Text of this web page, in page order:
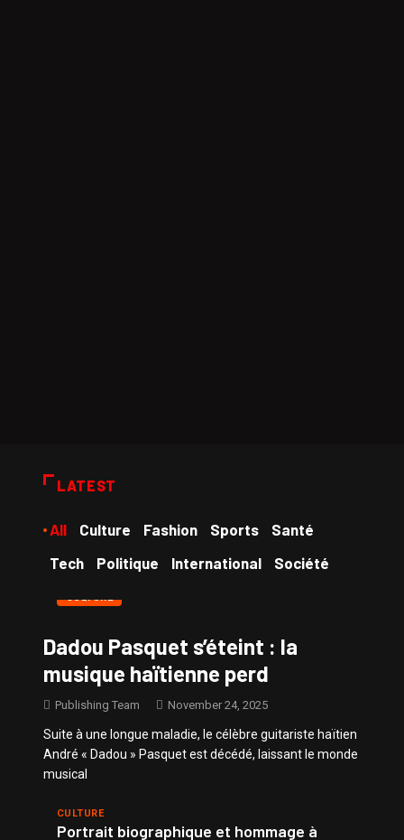
LATEST
All Culture Fashion Sports
Santé
Tech
Politique International Société
CULTURE
Dadou Pasquet s’éteint : la
musique haïtienne perd
Publishing Team November 24, 2025
Suite à une longue maladie, le célèbre guitariste haïtien
André « Dadou » Pasquet est décédé, laissant le monde
musical
CULTURE
Portrait biographique et hommage à